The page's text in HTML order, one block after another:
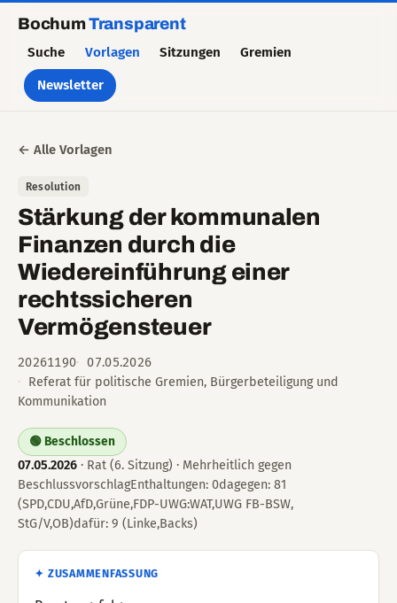
BochumTransparent
Suche Vorlagen Sitzungen Gremien
Newsletter
← Alle Vorlagen
Resolution
Stärkung der kommunalen
Finanzen durch die
Wiedereinführung einer
rechtssicheren
Vermögensteuer
20261190
07.05.2026
Referat für politische Gremien, Bürgerbeteiligung und
Kommunikation
🟢 Beschlossen
07.05.2026 · Rat (6. Sitzung) · Mehrheitlich gegen
BeschlussvorschlagEnthaltungen: 0dagegen: 81
(SPD,CDU,AfD,Grüne,FDP-UWG:WAT,UWG FB-BSW,
StG/V,OB)dafür: 9 (Linke,Backs)
✦ ZUSAMMENFASSUNG